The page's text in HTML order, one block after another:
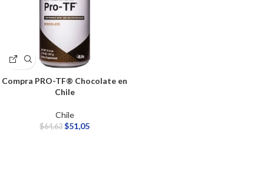
Compra PRO-TF® Chocolate en
Chile
Chile
$64,63 $51,05